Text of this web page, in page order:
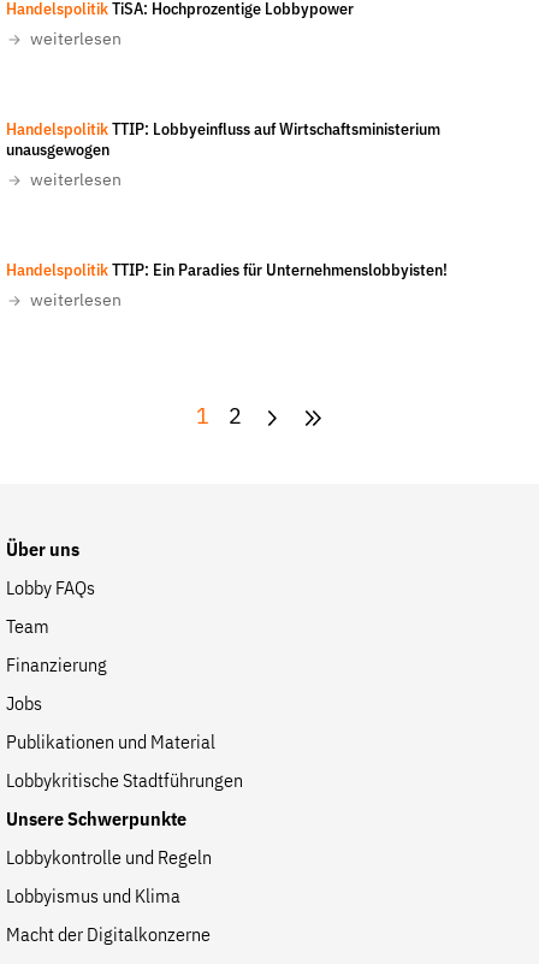
Handelspolitik TiSA: Hochprozentige Lobbypower
weiterlesen
Handelspolitik TTIP: Lobbyeinfluss auf Wirtschaftsministerium
unausgewogen
weiterlesen
Handelspolitik TTIP: Ein Paradies für Unternehmenslobbyisten!
weiterlesen
1 2
Über uns
Lobby FAQs
Team
Finanzierung
Jobs
Publikationen und Material
Lobbykritische Stadtführungen
Unsere Schwerpunkte
Lobbykontrolle und Regeln
Lobbyismus und Klima
Macht der Digitalkonzerne